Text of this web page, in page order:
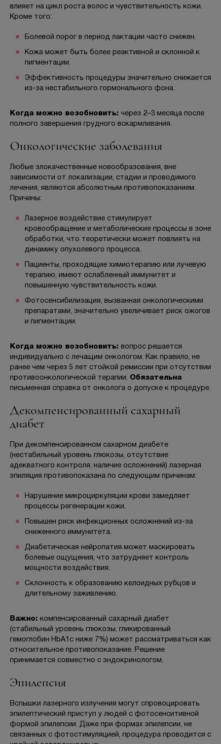
влияет на цикл роста волос и чувствительность кожи.
Кроме того:
Болевой порог в период лактации часто снижен.
Кожа может быть более реактивной и склонной к
пигментации.
Эффективность процедуры значительно снижается
из-за нестабильного гормонального фона.
Когда можно возобновить: через 2–3 месяца после
полного завершения грудного вскармливания.
Онкологические заболевания
Любые злокачественные новообразования, вне
зависимости от локализации, стадии и проводимого
лечения, являются абсолютным противопоказанием.
Причины:
Лазерное воздействие стимулирует
кровообращение и метаболические процессы в зоне
обработки, что теоретически может повлиять на
динамику опухолевого процесса.
Пациенты, проходящие химиотерапию или лучевую
терапию, имеют ослабленный иммунитет и
повышенную чувствительность кожи.
Фотосенсибилизация, вызванная онкологическими
препаратами, значительно увеличивает риск ожогов
и пигментации.
Когда можно возобновить: вопрос решается
индивидуально с лечащим онкологом. Как правило, не
ранее чем через 5 лет стойкой ремиссии при отсутствии
противоонкологической терапии. Обязательна
письменная справка от онколога о допуске к процедуре.
Декомпенсированный сахарный
диабет
При декомпенсированном сахарном диабете
(нестабильный уровень глюкозы, отсутствие
адекватного контроля, наличие осложнений) лазерная
эпиляция противопоказана по следующим причинам:
Нарушение микроциркуляции крови замедляет
процессы регенерации кожи.
Повышен риск инфекционных осложнений из-за
сниженного иммунитета.
Диабетическая нейропатия может маскировать
болевые ощущения, что затрудняет контроль
мощности воздействия.
Склонность к образованию келоидных рубцов и
длительному заживлению.
Важно: компенсированный сахарный диабет
(стабильный уровень глюкозы, гликированный
гемоглобин HbA1c ниже 7%) может рассматриваться как
относительное противопоказание. Решение
принимается совместно с эндокринологом.
Эпилепсия
Вспышки лазерного излучения могут спровоцировать
эпилептический приступ у людей с фотосенситивной
формой эпилепсии. Даже при формах эпилепсии, не
связанных с фотостимуляцией, процедура проводится с